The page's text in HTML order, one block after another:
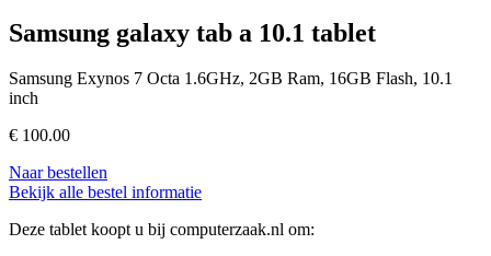
Samsung galaxy tab a 10.1 tablet
Samsung Exynos 7 Octa 1.6GHz, 2GB Ram, 16GB Flash, 10.1
inch
€ 100.00
Naar bestellen
Bekijk alle bestel informatie
Deze tablet koopt u bij computerzaak.nl om: